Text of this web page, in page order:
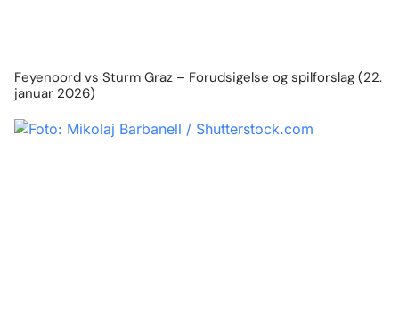
Feyenoord vs Sturm Graz – Forudsigelse og spilforslag (22.
januar 2026)